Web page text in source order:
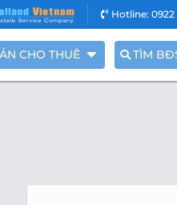
Hotline: 0922
CHO THUÊ TÌM